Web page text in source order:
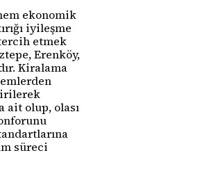
ekonomik
iyileşme
etmek
Erenköy,
Kiralama
ait olup, olası
süreci